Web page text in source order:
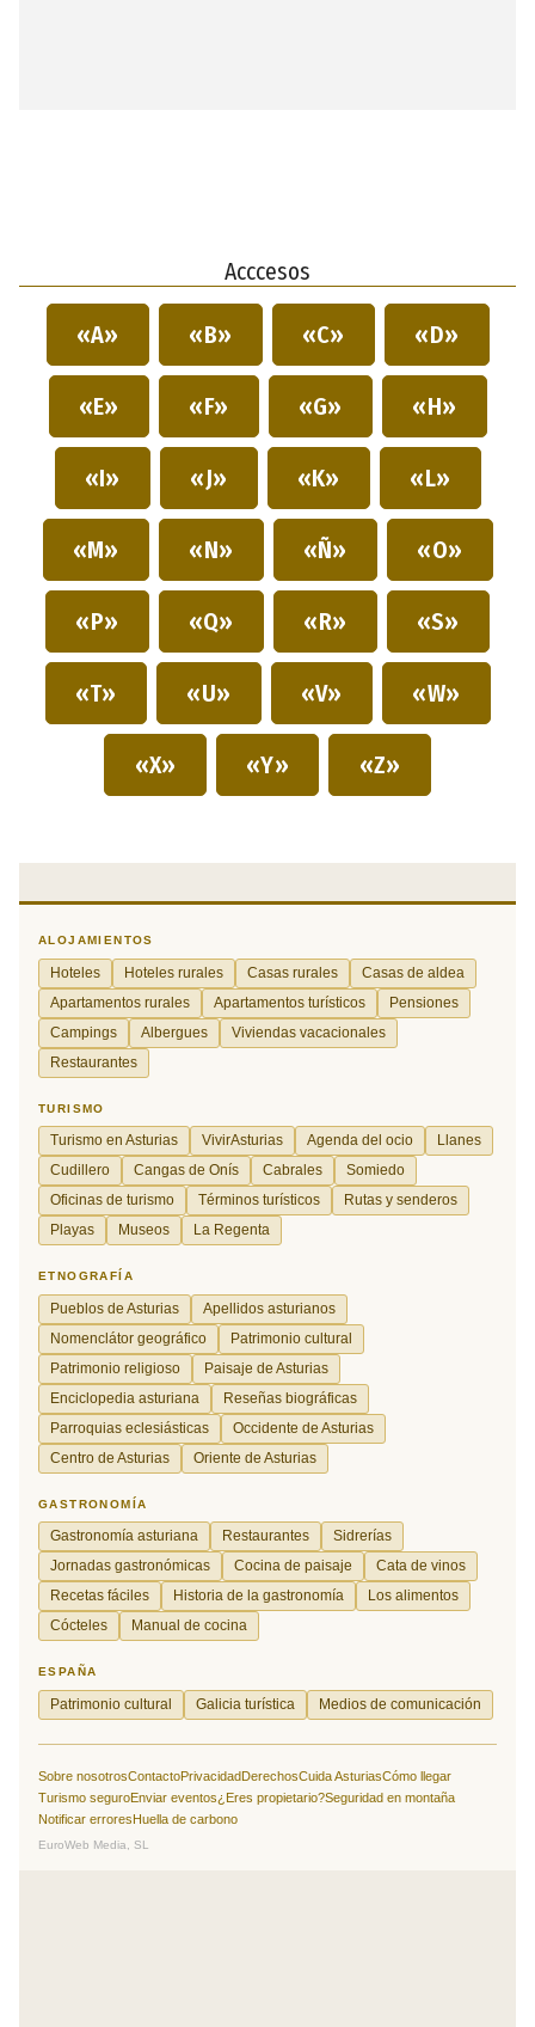
Acccesos
«A» «B» «C» «D»
«E» «F» «G» «H»
«I» «J» «K» «L»
«M» «N» «Ñ» «O»
«P» «Q» «R» «S»
«T» «U» «V» «W»
«X» «Y» «Z»